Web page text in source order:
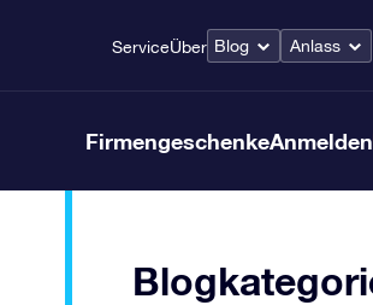
ServiceÜber Blog Anlass
FirmengeschenkeAnmelden